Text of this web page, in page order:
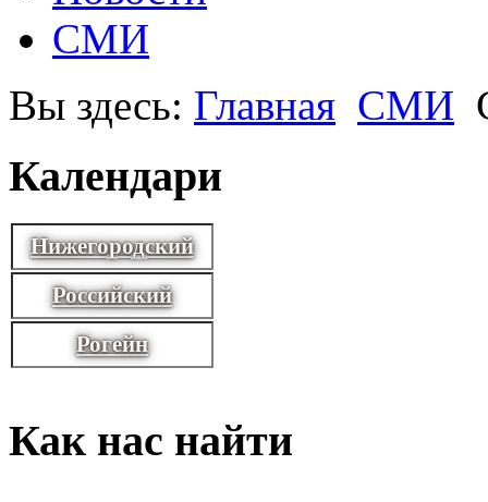
СМИ
Вы здесь: Главная СМИ
Календари
Нижегородский
Российский
Рогейн
Как нас найти